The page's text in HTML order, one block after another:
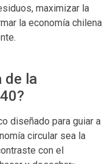
maximizar la
la economía chilena
de la
diseñado para guiar a
circular sea la
con el